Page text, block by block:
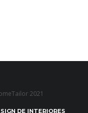
2021
DE INTERIORES